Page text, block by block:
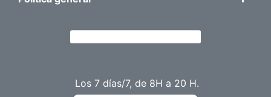
Los 7 días/7, de 8H a 20 H.